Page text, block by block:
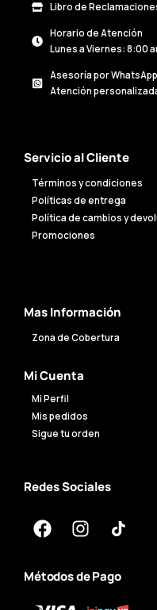
Libro de
Horario de Atención
Lunes a Viernes: 8:00
Asesoría por WhatsApp
Atención
Servicio al Cliente
Términos y condiciones
Políticas de entrega
Política de cambios y
Promociones
Mas Información
Zona de Cobertura
Mi Cuenta
Mi Perfil
Mis pedidos
Sigue tu orden
Redes Sociales
Métodos de Pago